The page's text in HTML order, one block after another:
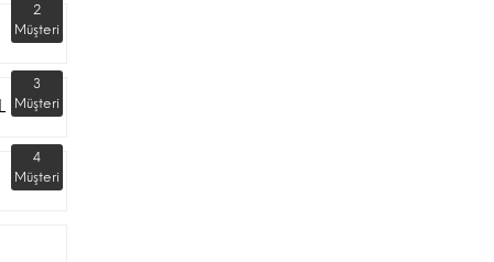
2
Müşteri
3
Müşteri
4
Müşteri